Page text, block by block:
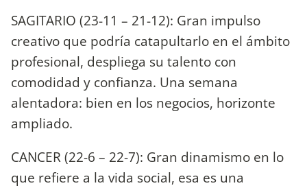
SAGITARIO (23-11 – 21-12): Gran impulso
creativo que podría catapultarlo en el ámbito
profesional, despliega su talento con
comodidad y confianza. Una semana
alentadora: bien en los negocios, horizonte
ampliado.
CANCER (22-6 – 22-7): Gran dinamismo en lo
que refiere a la vida social, esa es una